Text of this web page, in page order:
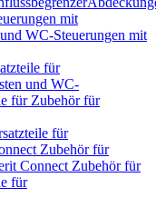
mit
WC-Steuerungen mit
für
und WC-
für Zubehör für
für
Zubehör für
Connect Zubehör für
für